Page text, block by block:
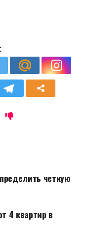
четкую
4 квартир в